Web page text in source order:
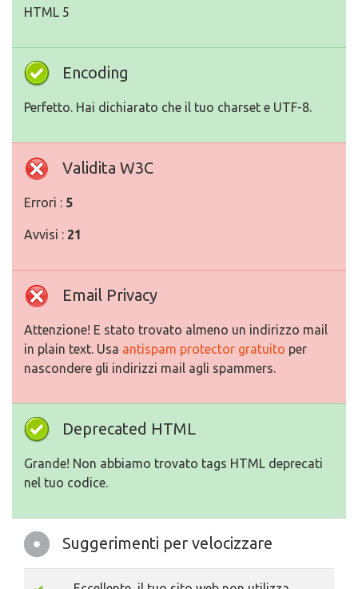
HTML 5
Encoding
Perfetto. Hai dichiarato che il tuo charset e UTF-8.
Validita W3C
Errori : 5
Avvisi : 21
Email Privacy
Attenzione! E stato trovato almeno un indirizzo mail
in plain text. Usa antispam protector gratuito per
nascondere gli indirizzi mail agli spammers.
Deprecated HTML
Grande! Non abbiamo trovato tags HTML deprecati
nel tuo codice.
Suggerimenti per velocizzare